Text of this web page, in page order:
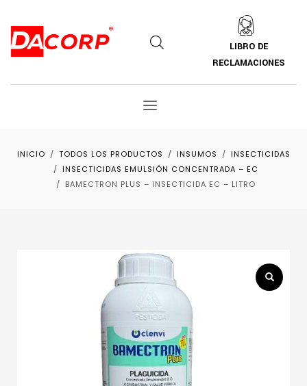
LIBRO DE
RECLAMACIONES
INICIO TODOS LOS PRODUCTOS INSUMOS
INSECTICIDAS
INSECTICIDAS EMULSIÓN CONCENTRADA – EC
BAMECTRON PLUS – INSECTICIDA EC – LITRO